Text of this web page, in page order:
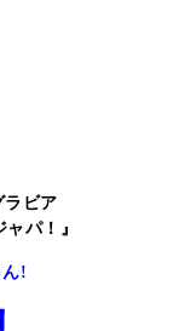
ラビア
パ！』
!